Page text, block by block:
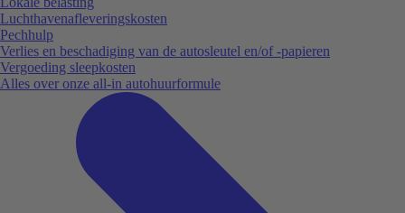
Luchthavenafleveringskosten
Pechhulp
Verlies en beschadiging van de autosleutel en/of -papieren
Vergoeding sleepkosten
Alles over onze all-in autohuurformule